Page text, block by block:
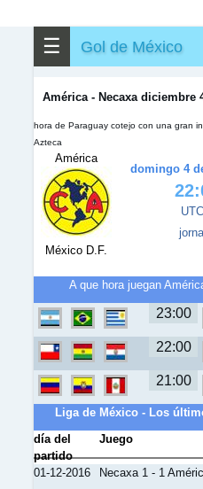
☰ Gol de México
América - Necaxa diciembre
hora de Paraguay cotejo con una gran
Azteca
América
México D.F.
domingo 4
A que hora juegan
23:00
22:00
21:00
Liga de México - Los
día del
partido
Juego
01-12-2016 Necaxa 1 - 1